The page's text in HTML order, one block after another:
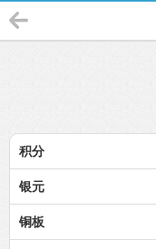
积分
银元
铜板